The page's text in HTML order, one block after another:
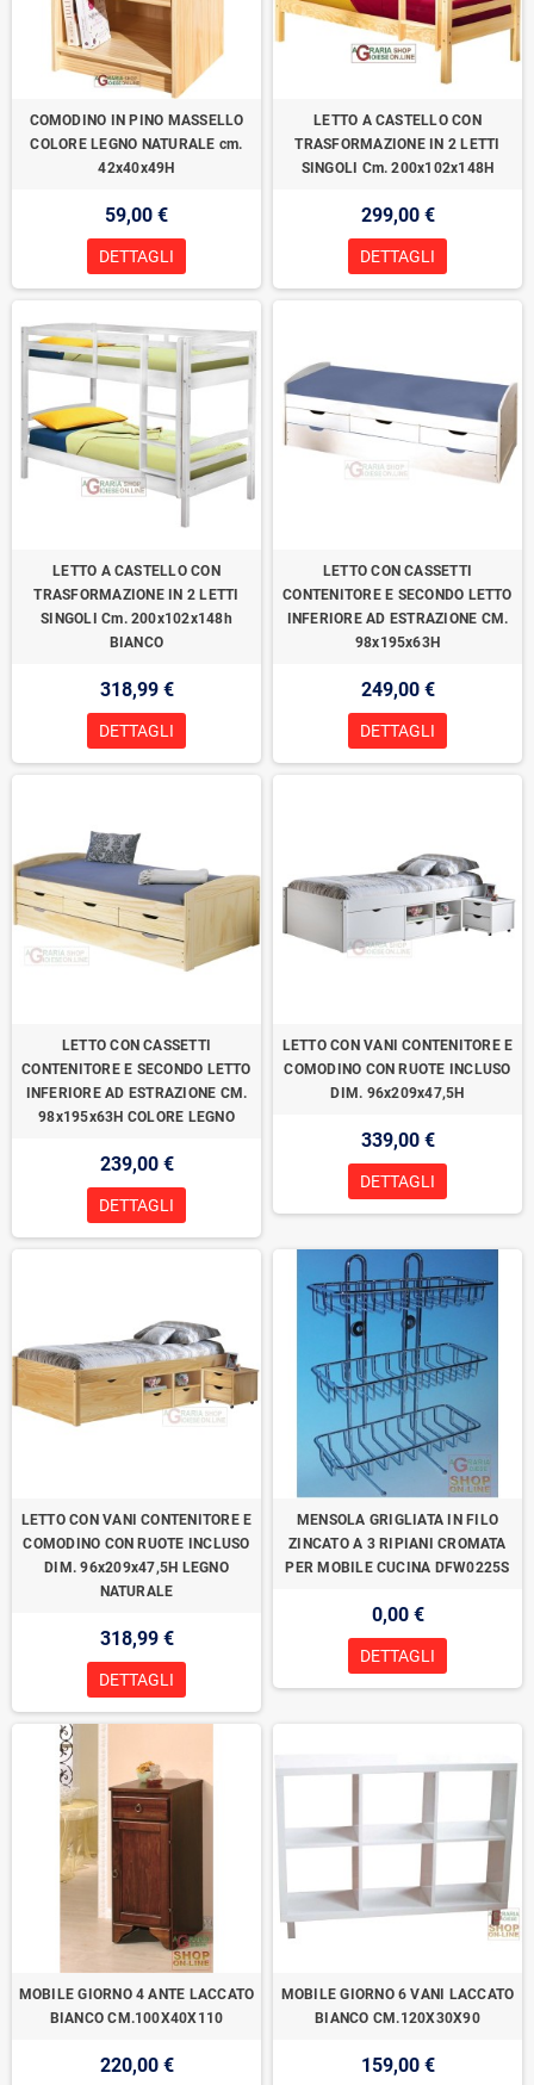
COMODINO IN PINO MASSELLO
COLORE LEGNO NATURALE cm.
42x40x49H
59,00 €
DETTAGLI
LETTO A CASTELLO CON
TRASFORMAZIONE IN 2 LETTI
SINGOLI Cm. 200x102x148H
299,00 €
DETTAGLI
LETTO A CASTELLO CON
TRASFORMAZIONE IN 2 LETTI
SINGOLI Cm. 200x102x148h
BIANCO
318,99 €
DETTAGLI
LETTO CON CASSETTI
CONTENITORE E SECONDO LETTO
INFERIORE AD ESTRAZIONE CM.
98x195x63H
249,00 €
DETTAGLI
LETTO CON CASSETTI
CONTENITORE E SECONDO LETTO
INFERIORE AD ESTRAZIONE CM.
98x195x63H COLORE LEGNO
239,00 €
DETTAGLI
LETTO CON VANI CONTENITORE E
COMODINO CON RUOTE INCLUSO
DIM. 96x209x47,5H
339,00 €
DETTAGLI
LETTO CON VANI CONTENITORE E
COMODINO CON RUOTE INCLUSO
DIM. 96x209x47,5H LEGNO
NATURALE
318,99 €
DETTAGLI
MENSOLA GRIGLIATA IN FILO
ZINCATO A 3 RIPIANI CROMATA
PER MOBILE CUCINA DFW0225S
0,00 €
DETTAGLI
MOBILE GIORNO 4 ANTE LACCATO
BIANCO CM.100X40X110
220,00 €
MOBILE GIORNO 6 VANI LACCATO
BIANCO CM.120X30X90
159,00 €